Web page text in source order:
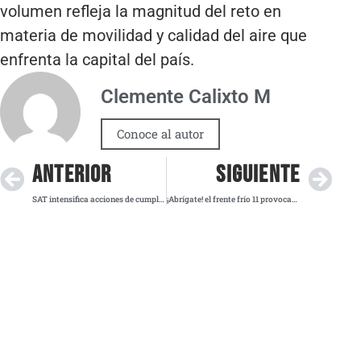
volumen refleja la magnitud del reto en
materia de movilidad y calidad del aire que
enfrenta la capital del país.
Clemente Calixto M
Conoce al autor
ANTERIOR
SAT intensifica acciones de cumplimiento en Actividades Vulnerables
SIGUIENTE
¡Abrígate! el frente frío 11 provocará bajas temperaturas y lluvias fuertes este miércoles